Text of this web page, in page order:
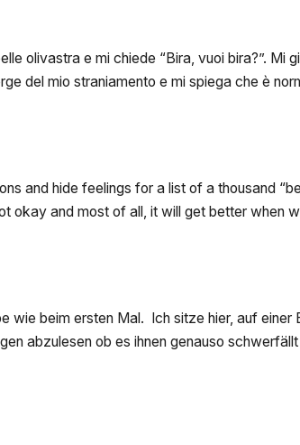
olivastra e mi chiede “Bira, vuoi bira?”. Mi
del mio straniamento e mi spiega che è
and hide feelings for a list of a thousand
and most of all, it will get better when
beim ersten Mal. Ich sitze hier, auf
abzulesen ob es ihnen genauso